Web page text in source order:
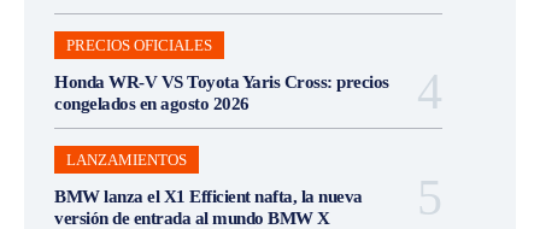
PRECIOS OFICIALES
Honda WR-V VS Toyota Yaris Cross: precios
congelados en agosto 2026
LANZAMIENTOS
BMW lanza el X1 Efficient nafta, la nueva
versión de entrada al mundo BMW X